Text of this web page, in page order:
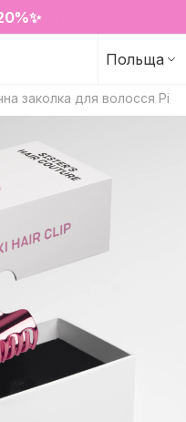
для простору
знову в наявності
Польща
заколка для волосся